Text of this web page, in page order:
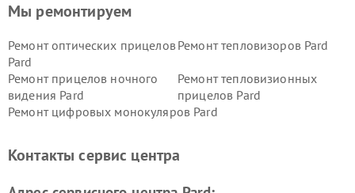
Мы ремонтируем
Ремонт оптических прицелов
Pard
Ремонт тепловизоров Pard
Ремонт прицелов ночного
видения Pard
Ремонт тепловизионных
прицелов Pard
Ремонт цифровых монокуляров Pard
Контакты сервис центра